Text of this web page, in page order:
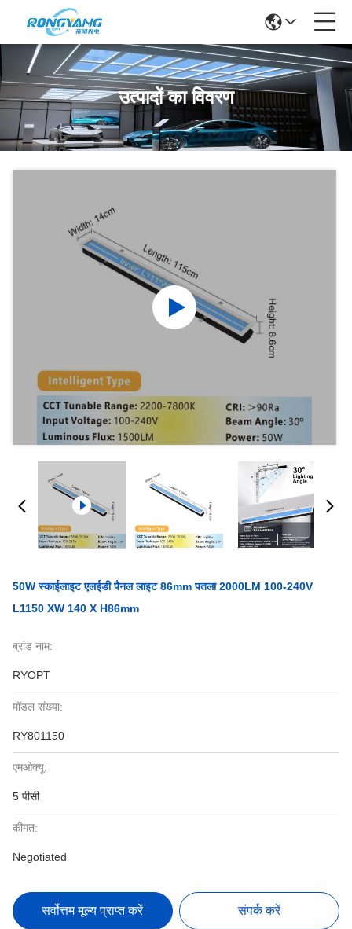
उत्पादों का विवरण
50W स्काईलाइट एलईडी पैनल लाइट 86mm पतला 2000LM 100-240V
L1150 XW 140 X H86mm
ब्रांड नाम:
RYOPT
मॉडल संख्या:
RY801150
एमओक्यू:
5 पीसी
कीमत:
Negotiated
सर्वोत्तम मूल्य प्राप्त करें संपर्क करें